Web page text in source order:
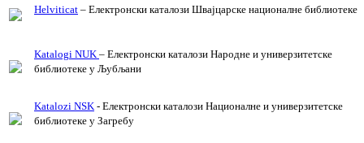
Helviticat – Електронски каталози Швајцарске националне библиотеке
Katalogi NUK – Електронски каталози Народне и универзитетске
библиотеке у Љубљани
Katalozi NSK - Електронски каталози Националне и универзитетске
библиотеке у Загребу